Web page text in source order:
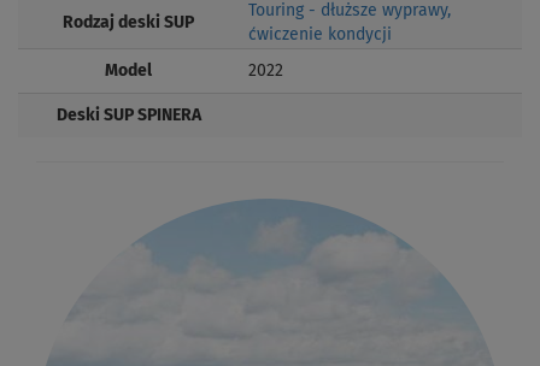
Rodzaj deski SUP
Touring - dłuższe wyprawy,
ćwiczenie kondycji
Model 2022
Deski SUP SPINERA